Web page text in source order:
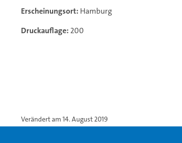
Erscheinungsort: Hamburg
Druckauflage: 200
Verändert am 14. August 2019